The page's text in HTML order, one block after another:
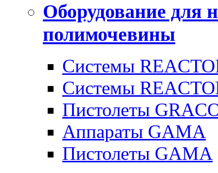
Оборудование
полимочевины
Системы
Системы
Пистолеты
Аппараты GAMA
Пистолеты GAMA